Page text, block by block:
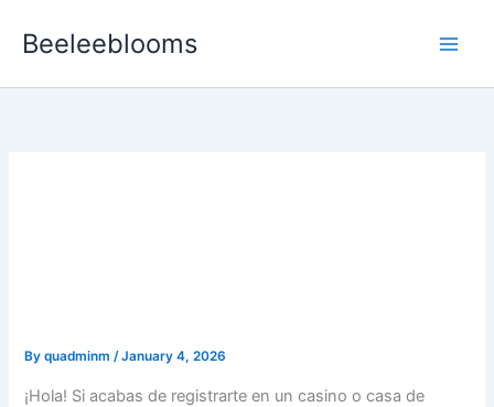
Beeleeblooms
Byquadminm/January 4, 2026
¡Hola! Si acabas de registrarte en un casino o casa de